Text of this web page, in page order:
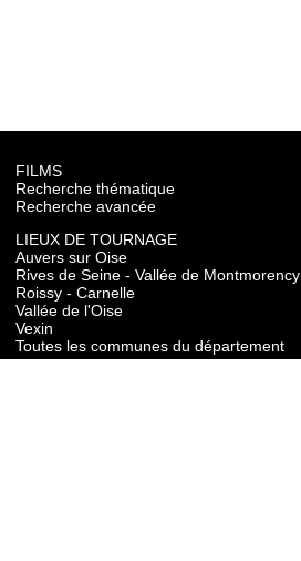
FILMS
Recherche thématique
Recherche avancée
LIEUX DE TOURNAGE
Auvers sur Oise
Rives de Seine - Vallée de Montmorency
Roissy - Carnelle
Vallée de l'Oise
Vexin
Toutes les communes du département